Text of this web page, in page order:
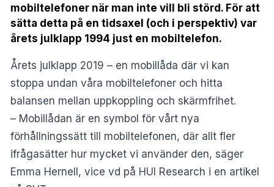
mobiltelefoner när man inte vill bli störd. För att
sätta detta på en tidsaxel (och i perspektiv) var
årets julklapp 1994 just en mobiltelefon.
Årets julklapp 2019 – en mobillåda där vi kan
stoppa undan våra mobiltelefoner och hitta
balansen mellan uppkoppling och skärmfrihet.
– Mobillådan är en symbol för vårt nya
förhållningssätt till mobiltelefonen, där allt fler
ifrågasätter hur mycket vi använder den, säger
Emma Hernell, vice vd på HUI Research i en artikel